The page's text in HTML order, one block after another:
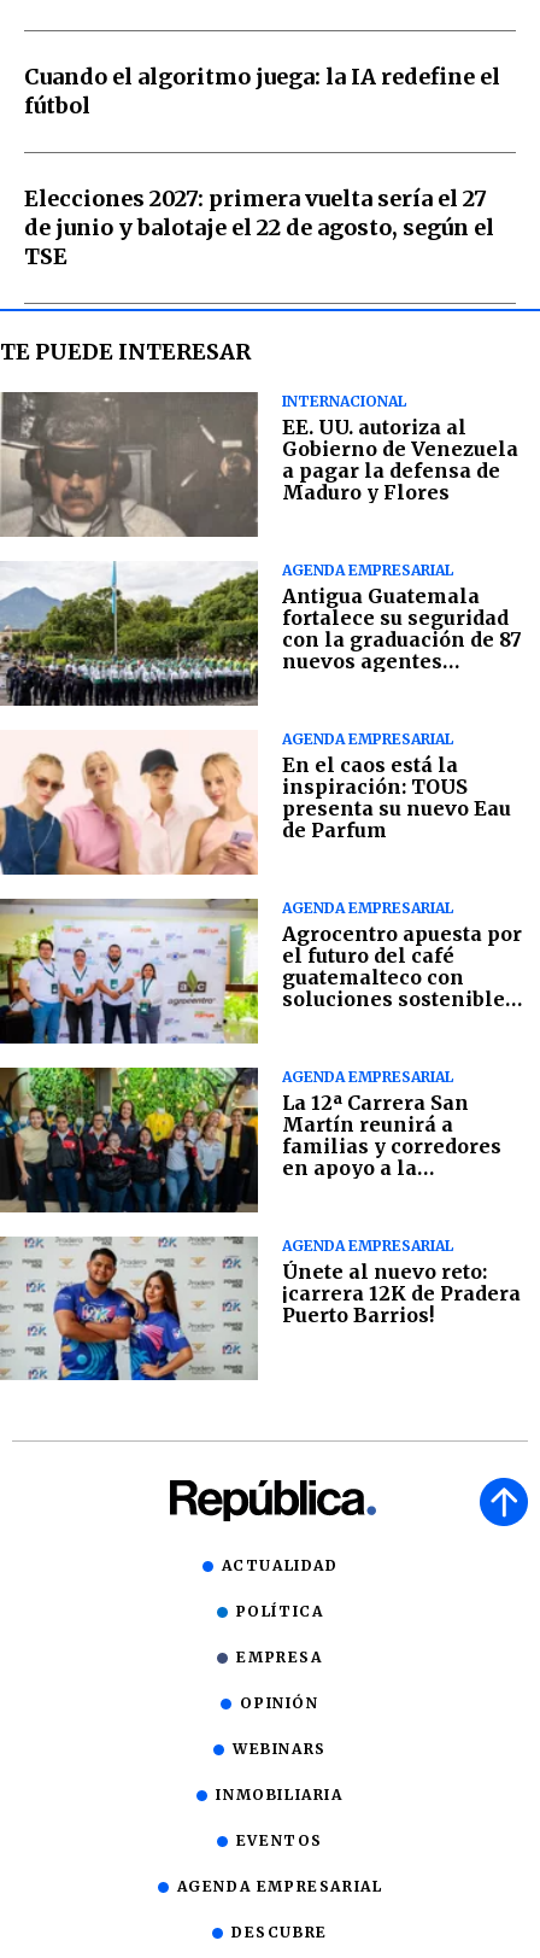
Cuando el algoritmo juega: la IA redefine el
fútbol
Elecciones 2027: primera vuelta sería el 27
de junio y balotaje el 22 de agosto, según el
TSE
TE PUEDE INTERESAR
INTERNACIONAL
EE. UU. autoriza al
Gobierno de Venezuela
a pagar la defensa de
Maduro y Flores
AGENDA EMPRESARIAL
Antigua Guatemala
fortalece su seguridad
con la graduación de 87
nuevos agentes
AGENDA EMPRESARIAL
En el caos está la
inspiración: TOUS
presenta su nuevo Eau
de Parfum
AGENDA EMPRESARIAL
Agrocentro apuesta por
el futuro del café
guatemalteco con
soluciones sostenibles
AGENDA EMPRESARIAL
La 12ª Carrera San
Martín reunirá a
familias y corredores
en apoyo a la
AGENDA EMPRESARIAL
Únete al nuevo reto:
¡carrera 12K de Pradera
Puerto Barrios!
ACTUALIDAD
POLÍTICA
EMPRESA
OPINIÓN
WEBINARS
INMOBILIARIA
EVENTOS
AGENDA EMPRESARIAL
DESCUBRE